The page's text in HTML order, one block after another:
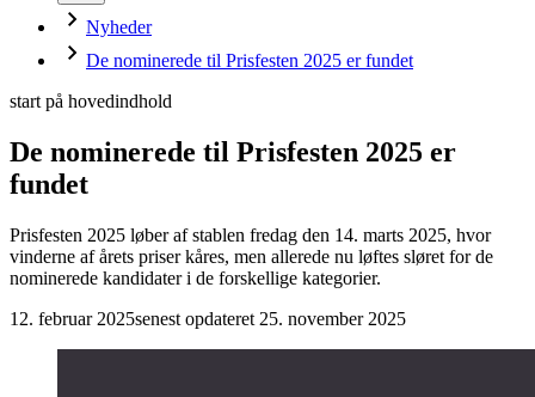
Nyheder
De nominerede til Prisfesten 2025 er fundet
start på hovedindhold
De nominerede til Prisfesten 2025 er
fundet
Prisfesten 2025 løber af stablen fredag den 14. marts 2025, hvor
vinderne af årets priser kåres, men allerede nu løftes sløret for de
nominerede kandidater i de forskellige kategorier.
12. februar 2025senest opdateret 25. november 2025